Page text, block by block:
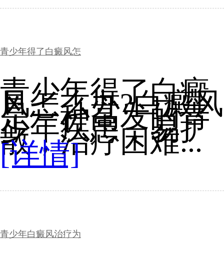
青少年得了白癜风怎
青少年得了白癜
风怎么办?白癜风
是一种高发的青
少年疾患，易扩
散，治疗困难...
[详情]
青少年白癜风治疗为